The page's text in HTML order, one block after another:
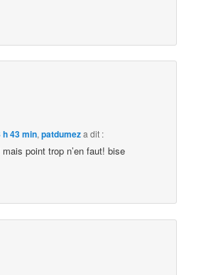
h 43 min,patdumeza dit :
point trop n’en faut! bise